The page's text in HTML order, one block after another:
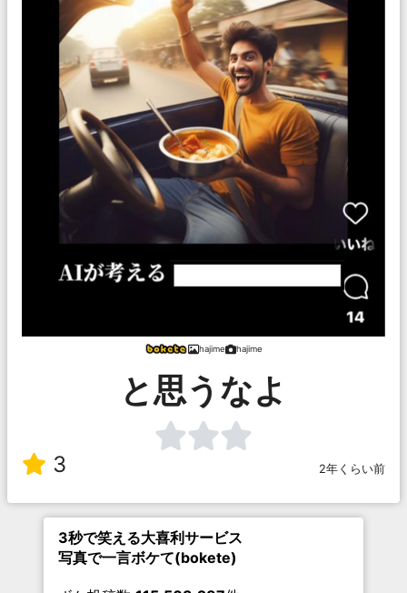
hajime hajime
と思うなよ
3 2年くらい前
3秒で笑える大喜利サービス
写真で一言ボケて(bokete)